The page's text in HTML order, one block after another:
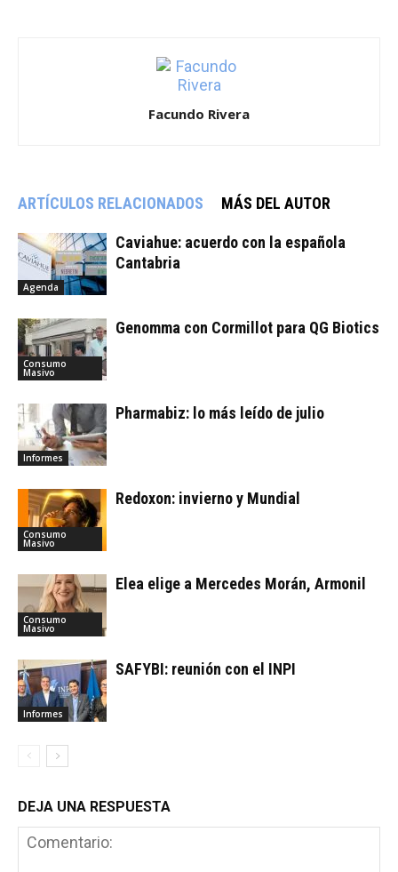
Facundo Rivera
ARTÍCULOS RELACIONADOS MÁS DEL AUTOR
Agenda
Caviahue: acuerdo con la española
Cantabria
Consumo
Masivo
Genomma con Cormillot para QG Biotics
Informes
Pharmabiz: lo más leído de julio
Consumo
Masivo
Redoxon: invierno y Mundial
Consumo
Masivo
Elea elige a Mercedes Morán, Armonil
Informes
SAFYBI: reunión con el INPI
DEJA UNA RESPUESTA